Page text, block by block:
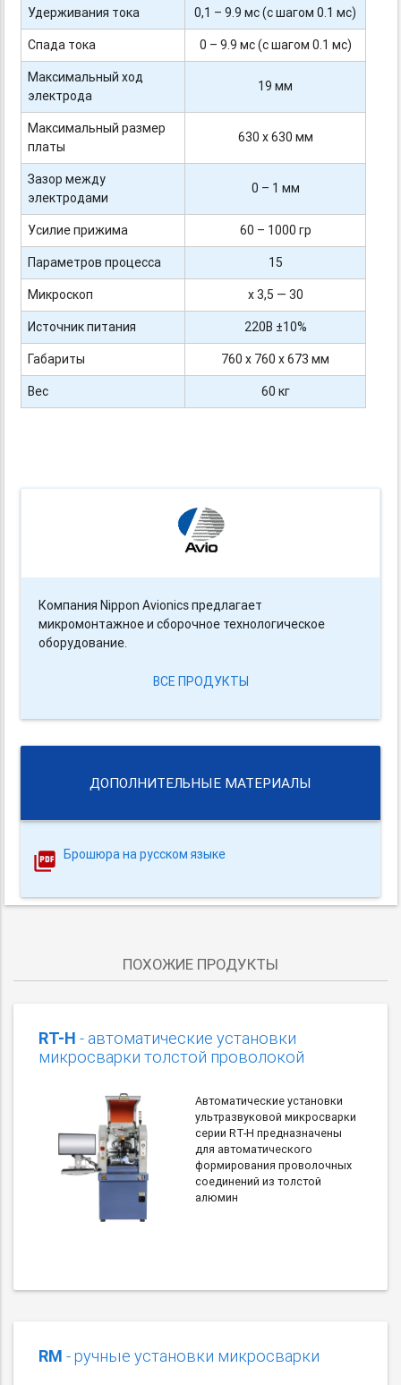
Удерживания тока
0,1 – 9.9 мс (с шагом 0.1 мс)
Спада тока
0 – 9.9 мс (с шагом 0.1 мс)
Максимальный ход
электрода
19 мм
Максимальный размер
платы
630 х 630 мм
Зазор между
электродами
0 – 1 мм
Усилие прижима
60 – 1000 гр
Параметров процесса
15
Микроскоп
х 3,5 — 30
Источник питания
220В ±10%
Габариты
760 х 760 х 673 мм
Вес
60 кг
Компания Nippon Avionics предлагает
микромонтажное и сборочное технологическое
оборудование.
ВСЕ ПРОДУКТЫ
ДОПОЛНИТЕЛЬНЫЕ МАТЕРИАЛЫ
Брошюра на русском языке
ПОХОЖИЕ ПРОДУКТЫ
RT-H - автоматические установки
микросварки толстой проволокой
Автоматические установки
ультразвуковой микросварки
серии RT-H предназначены
для автоматического
формирования проволочных
соединений из толстой
алюмин
RM - ручные установки микросварки